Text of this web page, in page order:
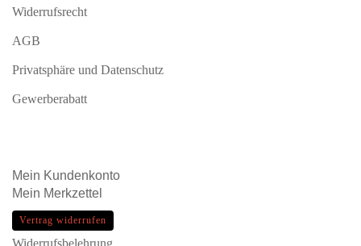
Widerrufsrecht
AGB
Privatsphäre und Datenschutz
Gewerberabatt
Mein Kundenkonto
Mein Merkzettel
Vertrag widerrufen
Widerrufsbelehrung